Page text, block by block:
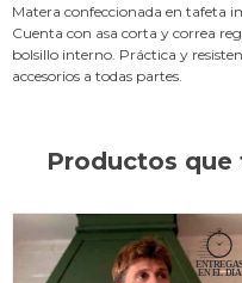
Matera confeccionada en tafeta
Cuenta con asa corta y correa
bolsillo interno. Práctica y
accesorios a todas partes.
Productos